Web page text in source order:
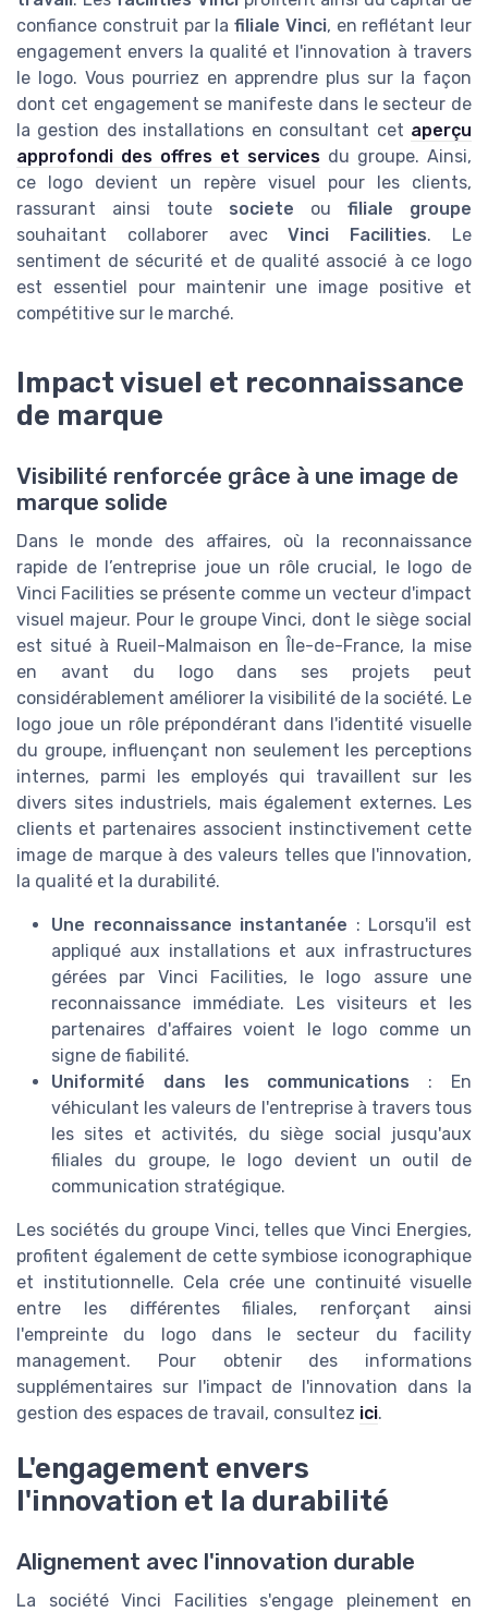
confiance construit par la filiale Vinci, en reflétant leur
engagement envers la qualité et l'innovation à travers
le logo. Vous pourriez en apprendre plus sur la façon
dont cet engagement se manifeste dans le secteur de
la gestion des installations en consultant cet aperçu
approfondi des offres et services du groupe. Ainsi,
ce logo devient un repère visuel pour les clients,
rassurant ainsi toute societe ou filiale groupe
souhaitant collaborer avecVinci Facilities. Le
sentiment de sécurité et de qualité associé à ce logo
est essentiel pour maintenir une image positive et
compétitive sur le marché.
Impact visuel et reconnaissance
de marque
Visibilité renforcée grâce à une image de
marque solide
Dans le monde des affaires, où la reconnaissance
rapide de l’entreprise joue un rôle crucial, le logo de
Vinci Facilities se présente comme un vecteur d'impact
visuel majeur. Pour le groupe Vinci, dont le siège social
est situé à Rueil-Malmaison en Île-de-France, la mise
en avant du logo dans ses projets peut
considérablement améliorer la visibilité de la société. Le
logo joue un rôle prépondérant dans l'identité visuelle
du groupe, influençant non seulement les perceptions
internes, parmi les employés qui travaillent sur les
divers sites industriels, mais également externes. Les
clients et partenaires associent instinctivement cette
image de marque à des valeurs telles que l'innovation,
la qualité et la durabilité.
Une reconnaissance instantanée : Lorsqu'il est
appliqué aux installations et aux infrastructures
gérées par Vinci Facilities, le logo assure une
reconnaissance immédiate. Les visiteurs et les
partenaires d'affaires voient le logo comme un
signe de fiabilité.
Uniformité dans les communications : En
véhiculant les valeurs de l'entreprise à travers tous
les sites et activités, du siège social jusqu'aux
filiales du groupe, le logo devient un outil de
communication stratégique.
Les sociétés du groupe Vinci, telles que Vinci Energies,
profitent également de cette symbiose iconographique
et institutionnelle. Cela crée une continuité visuelle
entre les différentes filiales, renforçant ainsi
l'empreinte du logo dans le secteur du facility
management. Pour obtenir des informations
supplémentaires sur l'impact de l'innovation dans la
gestion des espaces de travail, consultez ici.
L'engagement envers
l'innovation et la durabilité
Alignement avec l'innovation durable
La société Vinci Facilities s'engage pleinement en